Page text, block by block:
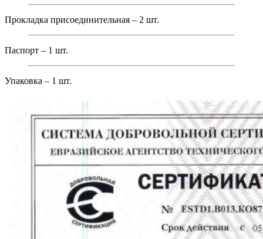
Прокладка присоединительная – 2 шт.
Паспорт – 1 шт.
Упаковка – 1 шт.